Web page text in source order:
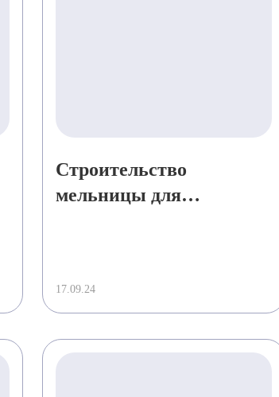
Строительство
мельницы для
17.09.24